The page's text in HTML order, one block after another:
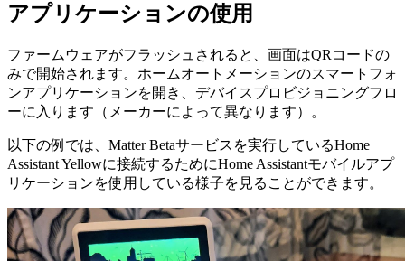
アプリケーションの使用
ファームウェアがフラッシュされると、画面はQRコードの
みで開始されます。ホームオートメーションのスマートフォ
ンアプリケーションを開き、デバイスプロビジョニングフロ
ーに入ります（メーカーによって異なります）。
以下の例では、Matter Betaサービスを実行しているHome
Assistant Yellowに接続するためにHome Assistantモバイルアプ
リケーションを使用している様子を見ることができます。